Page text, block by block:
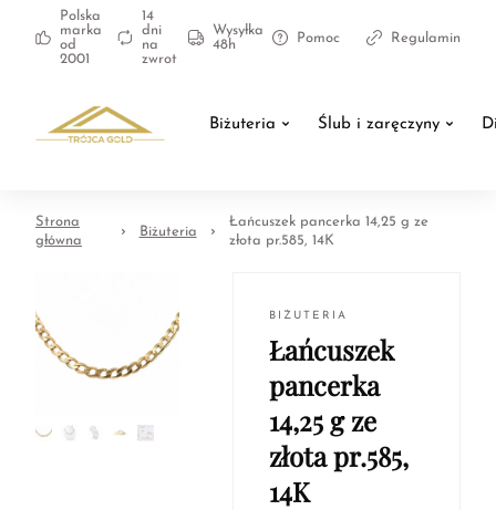
Polska
marka
od
2001
14
dni
na
zwrot
Wysyłka
48h
Pomoc Regulamin
Biżuteria Ślub i zaręczyny
Strona
główna
Biżuteria
Łańcuszek pancerka 14,25 g ze
złota pr.585, 14K
BIŻUTERIA
Łańcuszek
pancerka
14,25 g ze
złota pr.585,
14K